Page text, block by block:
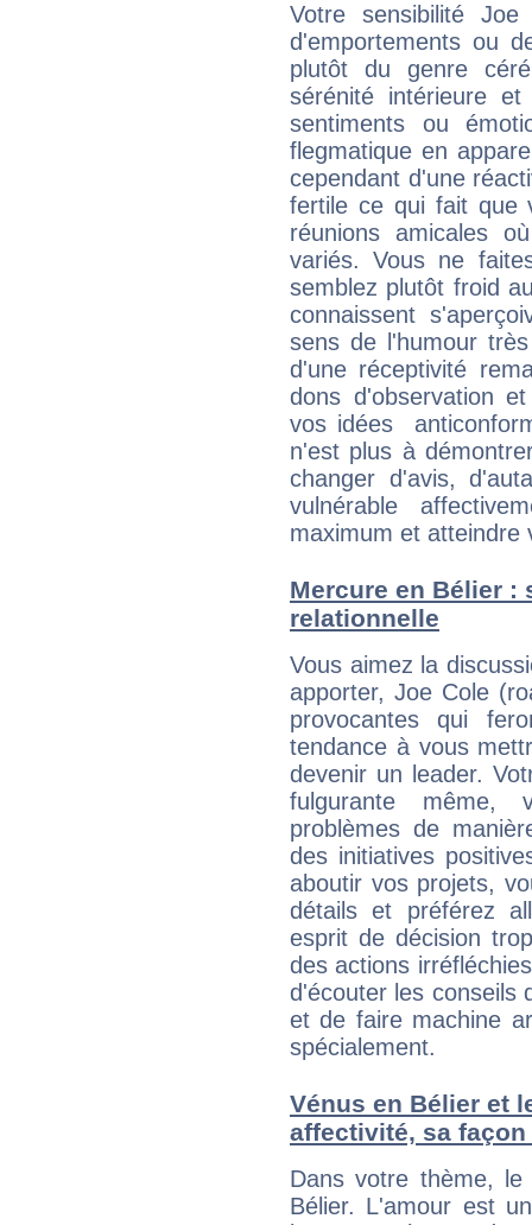
Votre sensibilité
d'emportements ou
plutôt du genre
sérénité intérieure
sentiments ou
flegmatique en
cependant d'une
fertile ce qui fait que
réunions amicales
variés. Vous ne
semblez plutôt froid
connaissent
sens de l'humour
d'une réceptivité
dons d'observation
vos idées
n'est plus à
changer d'avis,
vulnérable
maximum et atteindre
Mercure en Bélier :
relationnelle
Vous aimez la
apporter, Joe Cole
provocantes qui
tendance à vous
devenir un leader.
fulgurante même,
problèmes de
des initiatives
aboutir vos projets,
détails et préférez
esprit de décision
des actions
d'écouter les conseils
et de faire machine
spécialement.
Vénus en Bélier et
affectivité, sa
Dans votre thème,
Bélier. L'amour est